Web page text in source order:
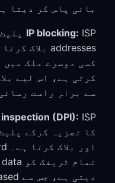
بائی پاس کر دیتا
IP blocking:
سے براہِ راست
(DPI):
کا تجزیہ کرکے